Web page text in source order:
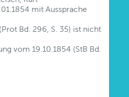
mit Aussprache
Bd. 296, S. 35) ist nicht
vom 19.10.1854 (StB Bd.